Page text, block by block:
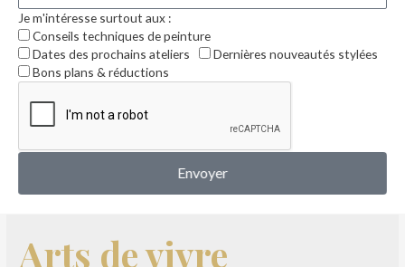
MON COMPTE
Arts de vivre
Je m'intéresse surtout aux :
Conseils techniques de peinture
Dates des prochains ateliers
Dernières nouveautés stylées
Bons plans & réductions
Envoyer